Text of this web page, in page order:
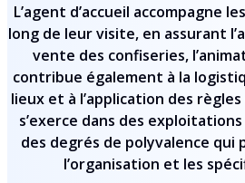
L’agent d’accueil accompagne
long de leur visite, en assurant
vente des confiseries,
contribue également à la
lieux et à l’application des
s’exerce dans des
des degrés de polyvalence qui
l’organisation et les